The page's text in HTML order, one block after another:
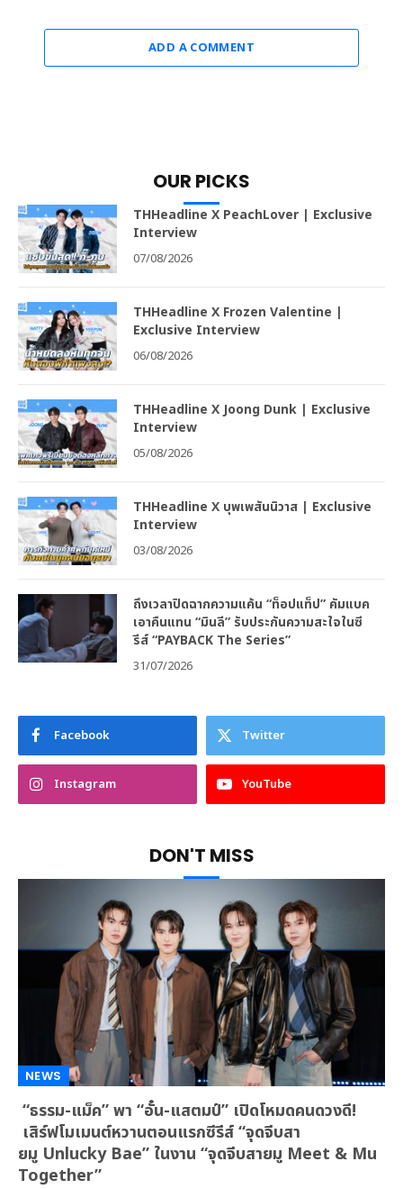
ADD A COMMENT
OUR PICKS
THHeadline X PeachLover | Exclusive
Interview
07/08/2026
THHeadline X Frozen Valentine |
Exclusive Interview
06/08/2026
THHeadline X Joong Dunk | Exclusive
Interview
05/08/2026
THHeadline X บุพเพสันนิวาส | Exclusive
Interview
03/08/2026
ถึงเวลาปิดฉากความแค้น “ท็อปแท็ป” คัมแบค
เอาคืนแทน “มินลี” รับประกันความสะใจในซี
รีส์ “PAYBACK The Series”
31/07/2026
Facebook Twitter
Instagram YouTube
DON'T MISS
NEWS
“ธรรม-แม็ค” พา “อั๋น-แสตมป์” เปิดโหมดคนดวงดี!
เสิร์ฟโมเมนต์หวานตอนแรกซีรีส์ “จุดจีบสา
ยมู Unlucky Bae” ในงาน “จุดจีบสายมู Meet & Mu
Together”